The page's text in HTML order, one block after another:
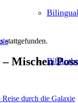
Bilingual
stattgefunden.
Mischen
durch die Galaxie